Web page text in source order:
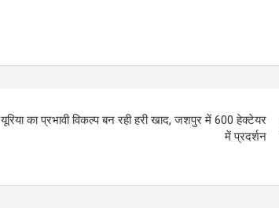
यूरिया का प्रभावी विकल्प बन रही हरी खाद, जशपुर में 600 हेक्टेयर
में प्रदर्शन